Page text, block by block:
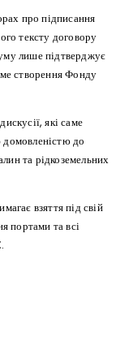
про підписання
тексту договору
лише підтверджує
створення Фонду
які саме
до
та рідкоземельних
взяття під свій
портами та всі